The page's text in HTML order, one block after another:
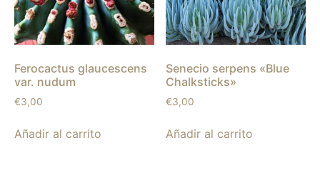
Ferocactus glaucescens
var. nudum
€3,00
Añadir al carrito
Senecio serpens «Blue
Chalksticks»
€3,00
Añadir al carrito